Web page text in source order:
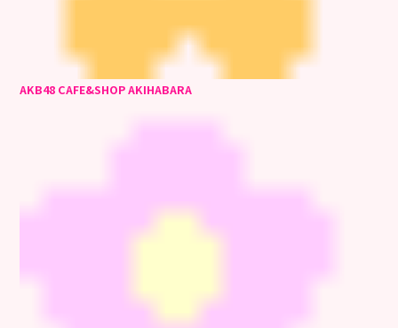
AKB48 CAFE&SHOP AKIHABARA